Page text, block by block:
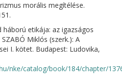
morális megítélése.
háború etikája: az igazságos
Miklós (szerk.): A
I. kötet. Budapest: Ludovika,
nke/catalog/book/184/chapter/